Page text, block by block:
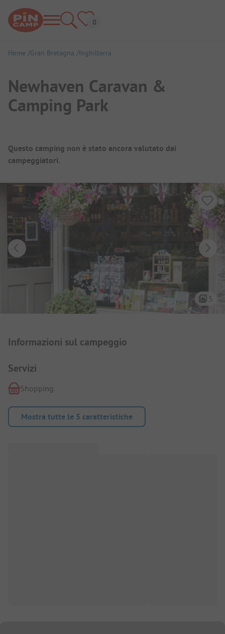
Home Gran Bretagna Inghilterra
Newhaven Caravan &
Camping Park
Panoramica del campeggio
Questo camping non è stato ancora valutato dai
campeggiatori.
5
Informazioni sul campeggio
Servizi
Shopping
Mostra tutte le 5 caratteristiche